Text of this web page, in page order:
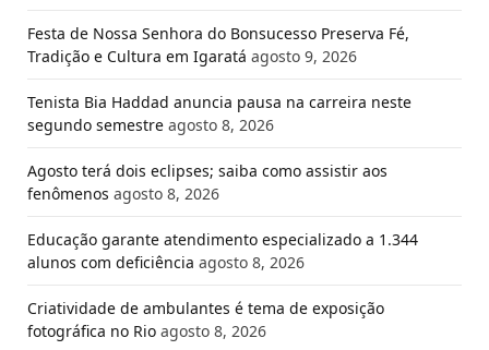
Festa de Nossa Senhora do Bonsucesso Preserva Fé,
Tradição e Cultura em Igaratá agosto 9, 2026
Tenista Bia Haddad anuncia pausa na carreira neste
segundo semestre agosto 8, 2026
Agosto terá dois eclipses; saiba como assistir aos
fenômenos agosto 8, 2026
Educação garante atendimento especializado a 1.344
alunos com deficiência agosto 8, 2026
Criatividade de ambulantes é tema de exposição
fotográfica no Rio agosto 8, 2026